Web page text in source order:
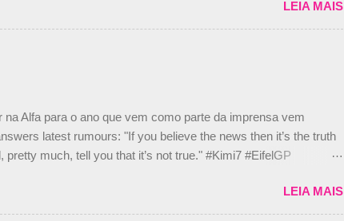
não será o companheiro de Bruno Senna em 2010. "Na
admitiu Audetto. “Mas depois de ter assinado com Bruno
explicou, dizendo ainda que não tem nada contra o filho do
LEIA MAIS
Alfa para o ano que vem como parte da imprensa vem
latest rumours: "If you believe the news then it’s the truth
much, tell you that it’s not true." #Kimi7 #EifelGP
What is it like to have Kimi as a team mate? 🙌 Over to you,
— Formula 1 (@F1) October 8, 2020 Beijinhos, Ludy
LEIA MAIS